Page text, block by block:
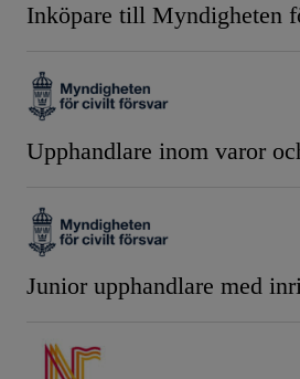
Inköpare till Myndigheten
Upphandlare inom varor
Junior upphandlare med